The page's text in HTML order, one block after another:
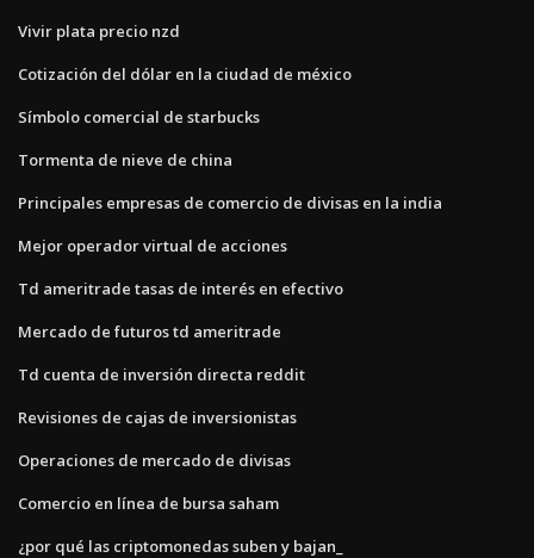
Vivir plata precio nzd
Cotización del dólar en la ciudad de méxico
Símbolo comercial de starbucks
Tormenta de nieve de china
Principales empresas de comercio de divisas en la india
Mejor operador virtual de acciones
Td ameritrade tasas de interés en efectivo
Mercado de futuros td ameritrade
Td cuenta de inversión directa reddit
Revisiones de cajas de inversionistas
Operaciones de mercado de divisas
Comercio en línea de bursa saham
¿por qué las criptomonedas suben y bajan_